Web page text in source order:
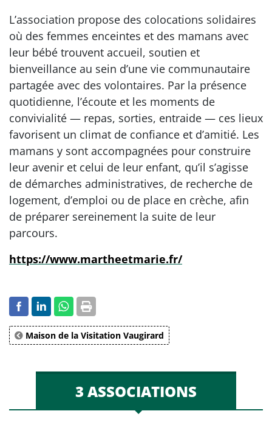
L’association propose des colocations solidaires
où des femmes enceintes et des mamans avec
leur bébé trouvent accueil, soutien et
bienveillance au sein d’une vie communautaire
partagée avec des volontaires. Par la présence
quotidienne, l’écoute et les moments de
convivialité — repas, sorties, entraide — ces lieux
favorisent un climat de confiance et d’amitié. Les
mamans y sont accompagnées pour construire
leur avenir et celui de leur enfant, qu’il s’agisse
de démarches administratives, de recherche de
logement, d’emploi ou de place en crèche, afin
de préparer sereinement la suite de leur
parcours.
https://www.martheetmarie.fr/
Maison de la Visitation Vaugirard
3 ASSOCIATIONS